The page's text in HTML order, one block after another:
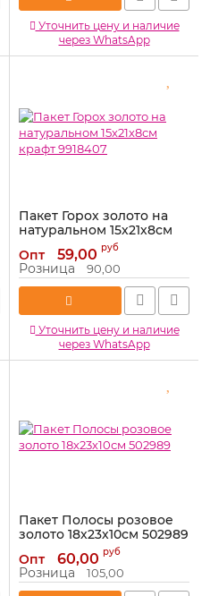
Уточнить цену и наличие
через WhatsApp
Пакет Горох золото на
натуральном 15х21х8см
крафт 9918407
Артикул: 9918407
Опт 59,00 руб
Розница 90,00
Уточнить цену и наличие
через WhatsApp
Пакет Полосы розовое
золото 18х23х10см 502989
Артикул: 502989
Опт 60,00 руб
Розница 105,00